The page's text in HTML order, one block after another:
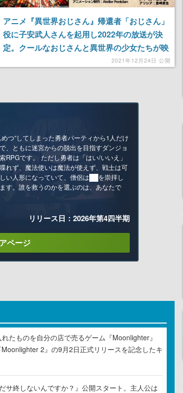
アニメ『異世界おじさん』帰還者「おじさん」
役に子安武人さんを起用し2022年の放送が決
定。クールなおじさんと異世界の少女たちが映
2021年12月24日 公開
めつ”してしまった勇者パーティから1人だけ
、ともに迷宮からの脱出を目指すダンジョ
RPGです。 ただし勇者は「はい/いいえ」
れず、魔法使いは魔法が使えず、戦士は可
い人形になっていて、僧侶は██を崇拝し
す。誰を救うのかを選ぶのは、あなたで
リリース日：2026年第4四半期
ページ
たものを自分の店で売るゲーム『Moonlighter』
2』の9月2日正式リリースを記念したキ
サ終しないんですか？』公開スタート。主人公は